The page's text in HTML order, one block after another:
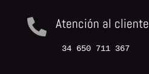
 Atención al cliente
34 650 711 367